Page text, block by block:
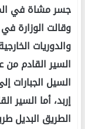
جسر مشاة في
وقالت الوزارة
والدوريات
السير القادم
السيل
إربد، أما السير
الطريق البديل